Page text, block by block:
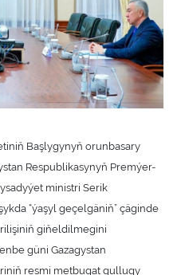
Başlygynyň orunbasary
Respublikasynyň Premýer-
ministri Serik
“ýaşyl geçelgäniň” çäginde
giňeldilmegini
güni Gazagystan
resmi metbugat gullugy